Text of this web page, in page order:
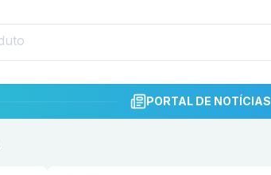
PORTAL DE NOTÍCIAS